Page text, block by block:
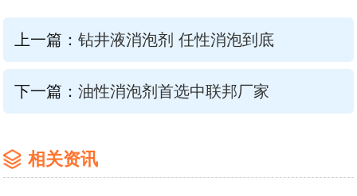
上一篇： 钻井液消泡剂 任性消泡到底
下一篇： 油性消泡剂首选中联邦厂家
相关资讯